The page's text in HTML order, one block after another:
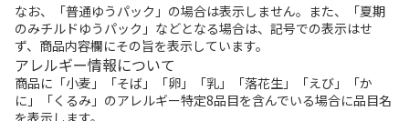
なお、「普通ゆうパック」の場合は表示しません。また、「夏期
のみチルドゆうパック」などとなる場合は、記号での表示はせ
ず、商品内容欄にその旨を表示しています。
アレルギー情報について
商品に「小麦」「そば」「卵」「乳」「落花生」「えび」「か
に」「くるみ」のアレルギー特定8品目を含んでいる場合に品目名
を表示します。